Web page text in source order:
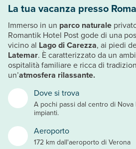
Dove si trova
A pochi passi dal centro di
impianti.
Aeroporto
172 km dall'aeroporto di Verona
La tua vacanza presso
Immerso in un parco naturale
Romantik Hotel Post gode di una
vicino al Lago di Carezza, ai piedi
Latemar. È caratterizzato da un
ospitalità familiare e ricca di
un’atmosfera rilassante.